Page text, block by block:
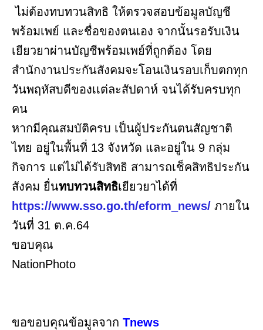
ไม่ต้องทบทวนสิทธิ ให้ตรวจสอบข้อมูลบัญชี
พร้อมเพย์ และชื่อของตนเอง จากนั้นรอรับเงิน
เยียวยาผ่านบัญชีพร้อมเพย์ที่ถูกต้อง โดย
สำนักงานประกันสังคมจะโอนเงินรอบเก็บตกทุก
วันพฤหัสบดีของเเต่ละสัปดาห์ จนได้รับครบทุก
คน
หากมีคุณสมบัติครบ เป็นผู้ประกันตนสัญชาติ
ไทย อยู่ในพื้นที่ 13 จังหวัด และอยู่ใน 9 กลุ่ม
กิจการ แต่ไม่ได้รับสิทธิ สามารถเช็คสิทธิประกัน
สังคม ยื่นทบทวนสิทธิเยียวยาได้ที่
https://www.sso.go.th/eform_news/ ภายใน
วันที่ 31 ต.ค.64
ขอบคุณ
NationPhoto
ขอขอบคุณข้อมูลจาก Tnews